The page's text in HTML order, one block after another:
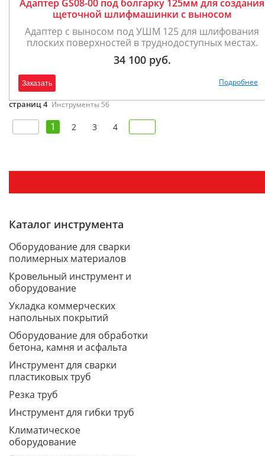
Адаптер GS08-00 под болгарку 125мм для создания
щеточной шлифмашинки с выносом
Адаптер с выносом под УШМ 125 для шлифования
плоских поверхностей в труднодоступных местах.
34 100 руб.
Заказать Подробнее
страниц 4 Инструменты 56
1 2 3 4
Каталог инструмента
Оборудование для сварки
полимерных материалов
Кровельный инструмент и
оборудование
Укладка коммерческих
напольных покрытий
Оборудование для обработки
бетона, камня и асфальта
Инструмент для сварки
пластиковых труб
Резка труб
Инструмент для гибки труб
Климатическое
оборудование